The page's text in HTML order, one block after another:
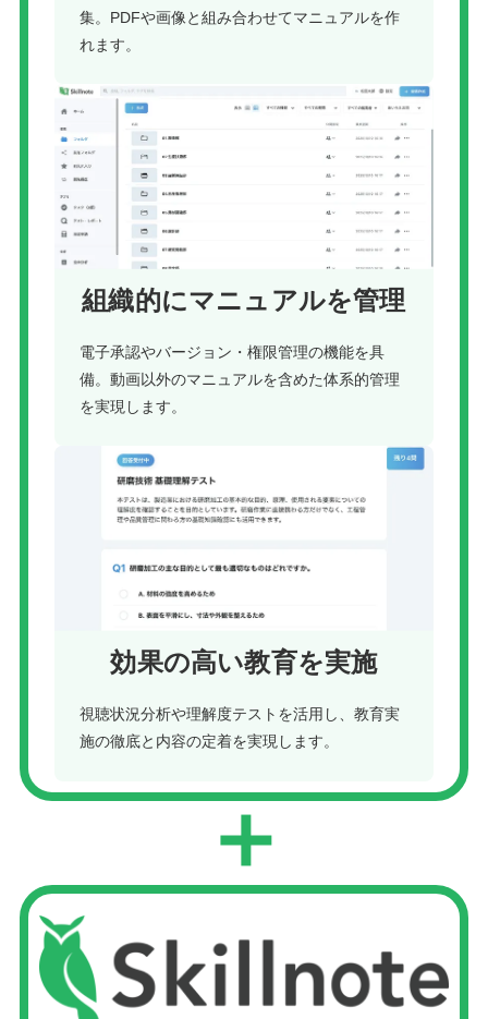
集。PDFや画像と組み合わせてマニュアルを作
れます。
組織的にマニュアルを管理
電子承認やバージョン・権限管理の機能を具
備。動画以外のマニュアルを含めた体系的管理
を実現します。
効果の高い教育を実施
視聴状況分析や理解度テストを活用し、教育実
施の徹底と内容の定着を実現します。
＋